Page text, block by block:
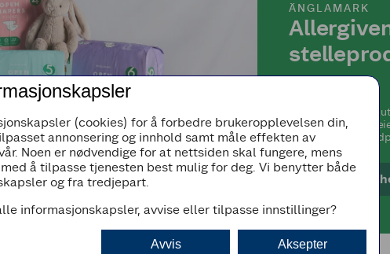
ÄNGLAMARK
Bli kjent med vårt
Svanemerkede
allergivennlige
for baby.
Se utvalget
(cookies) for å forbedre brukeropplevelsen din,
annonsering og innhold samt måle effekten av
Noen er nødvendige for at nettsiden skal fungere, mens
å tilpasse tjenesten best mulig for deg. Vi benytter både
og fra tredjepart.
informasjonskapsler, avvise eller tilpasse innstillinger?
Aksepter
Avvis